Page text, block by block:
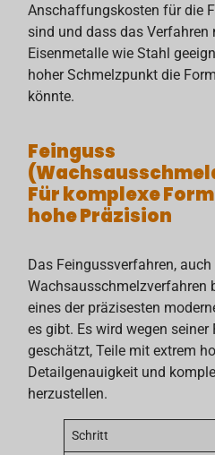
Anschaffungskosten für die
sind und dass das Verfahren
Eisenmetalle wie Stahl
hoher Schmelzpunkt die
könnte.
Feinguss
Für komplexe
hohePräzision
Das Feingussverfahren,
Wachsausschmelzverfahren
eines der präzisesten
es gibt. Es wird wegen seiner
geschätzt, Teile mit extrem
Detailgenauigkeit und
herzustellen.
Schritt